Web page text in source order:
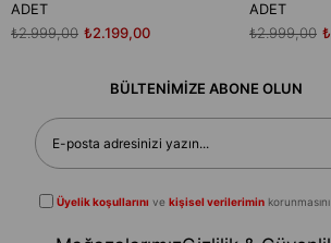
ADET
₺2.199,00
₺2.999,00
ADET
₺2.999,00
BÜLTENİMİZE ABONE OLUN
Üyelik koşullarını vekişisel verilerimin